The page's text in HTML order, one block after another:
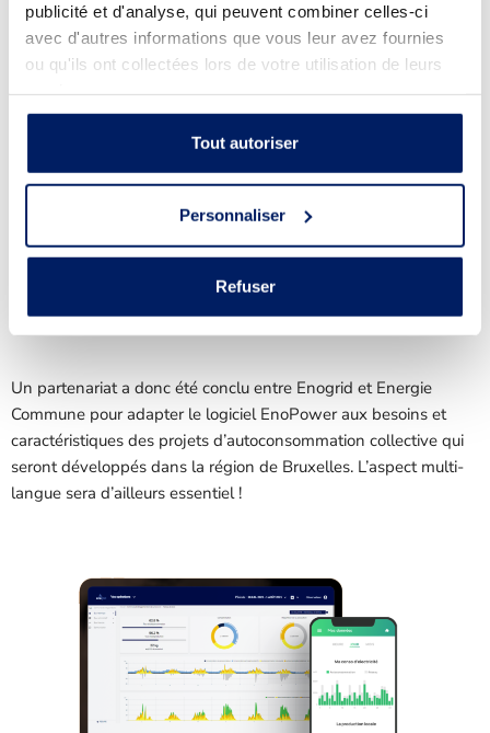
publicité et d'analyse, qui peuvent combiner celles-ci
avec d'autres informations que vous leur avez fournies
ou qu'ils ont collectées lors de votre utilisation de leurs
Tout autoriser
Personnaliser
Refuser
Adapter le logiciel de gestion EnoPower aux
particularités du territoire Bruxellois
L’association Energie Commune a ainsi découvert le logiciel
d’autoconsommation collective en France. En France, cet outil
professionnel permet notamment l’analyse des données
énergétiques, la gestion des entrée et sortie de participants, la
personnalisation des coefficients de répartition ou encore
l’édition automatique des factures d’électricité locale.
Un partenariat a donc été conclu entre Enogrid et Energie
Commune pour adapter le logiciel EnoPower aux besoins et
caractéristiques des projets d’autoconsommation collective qui
seront développés dans la région de Bruxelles. L’aspect multi-
langue sera d’ailleurs essentiel !